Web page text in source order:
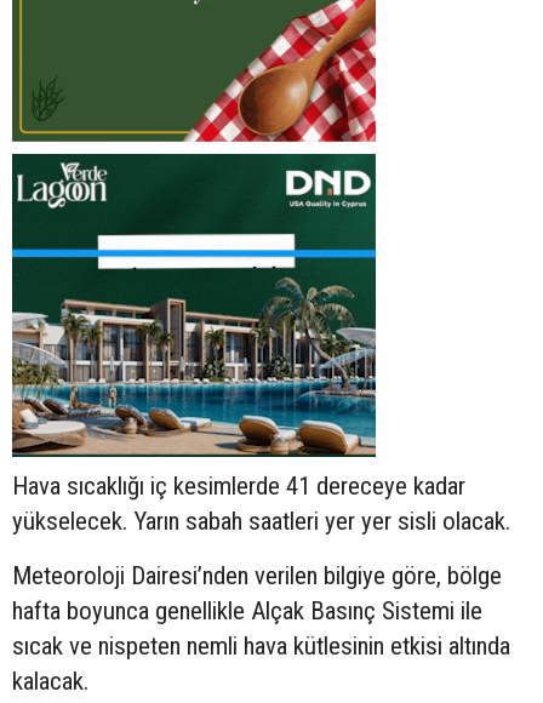
Hava sıcaklığı iç kesimlerde 41 dereceye kadar
yükselecek. Yarın sabah saatleri yer yer sisli olacak.
Meteoroloji Dairesi’nden verilen bilgiye göre, bölge
hafta boyunca genellikle Alçak Basınç Sistemi ile
sıcak ve nispeten nemli hava kütlesinin etkisi altında
kalacak.